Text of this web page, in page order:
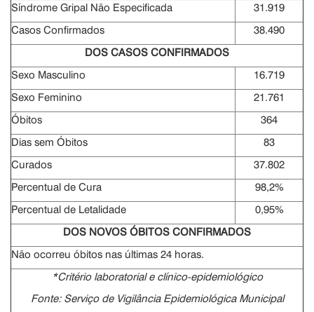
Síndrome Gripal Não Especificada
31.919
Casos Confirmados
38.490
DOS CASOS CONFIRMADOS
Sexo Masculino
16.719
Sexo Feminino
21.761
Óbitos
364
Dias sem Óbitos
83
Curados
37.802
Percentual de Cura
98,2%
Percentual de Letalidade
0,95%
DOS NOVOS ÓBITOS CONFIRMADOS
Não ocorreu óbitos nas últimas 24 horas.
*Critério laboratorial e clínico-epidemiológico
Fonte: Serviço de Vigilância Epidemiológica Municipal